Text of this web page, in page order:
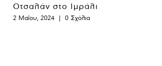
Οτσαλάν στο Ιμράλι
2 Μαΐου, 2024 | 0 Σχόλια